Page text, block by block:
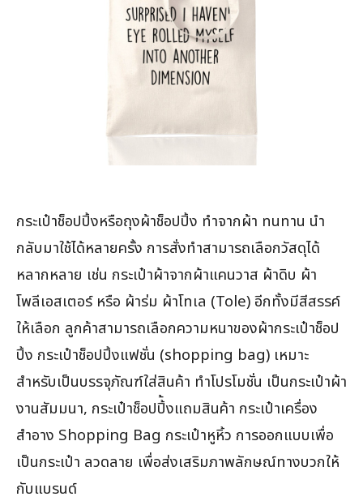
กระเป๋าช็อปปิ้งหรือถุงผ้าช็อปปิ้ง ทำจากผ้า ทนทาน นำ
กลับมาใช้ได้หลายครั้ง การสั่งทำสามารถเลือกวัสดุได้
หลากหลาย เช่น กระเป๋าผ้าจากผ้าแคนวาส ผ้าดิบ ผ้า
โพลีเอสเตอร์ หรือ ผ้าร่ม ผ้าโทเล (Tole) อีกทั้งมีสีสรรค์
ให้เลือก ลูกค้าสามารถเลือกความหนาของผ้ากระเป๋าช็อป
ปิ้ง กระเป๋าช็อปปิ้งแฟชั่น (shopping bag) เหมาะ
สำหรับเป็นบรรจุภัณฑ์ใส่สินค้า ทำโปรโมชั่น เป็นกระเป๋าผ้า
งานสัมมนา, กระเป๋าช็อปปิ้้งแถมสินค้า กระเป๋าเครื่อง
สำอาง Shopping Bag กระเป๋าหูหิ้ว การออกแบบเพื่อ
เป็นกระเป๋า ลวดลาย เพื่อส่งเสริมภาพลักษณ์ทางบวกให้
กับแบรนด์